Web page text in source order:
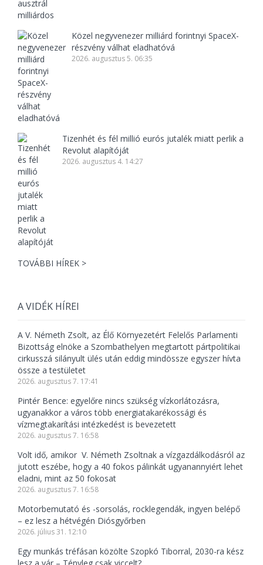
Közel negyvenezer milliárd forintnyi SpaceX-
részvény válhat eladhatóvá
2026. augusztus 5. 06:35
Tizenhét és fél millió eurós jutalék miatt perlik a
Revolut alapítóját
2026. augusztus 4. 14:27
TOVÁBBI HÍREK >
A VIDÉK HÍREI
A V. Németh Zsolt, az Élő Környezetért Felelős Parlamenti
Bizottság elnöke a Szombathelyen megtartott pártpolitikai
cirkusszá silányult ülés után eddig mindössze egyszer hívta
össze a testületet
2026. augusztus 7. 17:41
Pintér Bence: egyelőre nincs szükség vízkorlátozásra,
ugyanakkor a város több energiatakarékossági és
vízmegtakarítási intézkedést is bevezetett
2026. augusztus 7. 16:58
Volt idő, amikor V. Németh Zsoltnak a vízgazdálkodásról az
jutott eszébe, hogy a 40 fokos pálinkát ugyanannyiért lehet
eladni, mint az 50 fokosat
2026. augusztus 7. 16:58
Motorbemutató és -sorsolás, rocklegendák, ingyen belépő
– ez lesz a hétvégén Diósgyőrben
2026. július 31. 12:10
Egy munkás tréfásan közölte Szopkó Tiborral, 2030-ra kész